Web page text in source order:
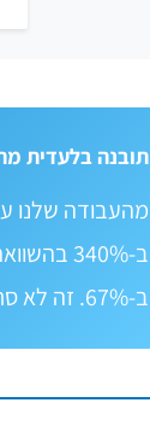
תובנה בלעדית
מהעבודה שלנו
ב-
ב-67%. זה לא סתם מספרים – זו השפעה עסקית מדידה.